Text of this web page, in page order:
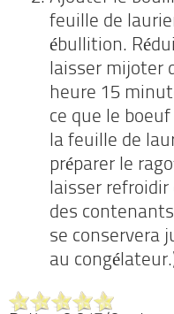
feuille de
ébullition.
laisser mijoter
heure 15
ce que le
la feuille de
préparer le
laisser refroidir
des
se conservera
au